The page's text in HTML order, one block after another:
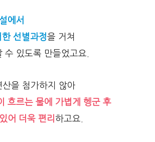
에서
선별과정을 거쳐
수 있도록 만들었고요.
을 첨가하지 않아
흐르는 물에 가볍게 헹군 후
어 더욱 편리 하고요.